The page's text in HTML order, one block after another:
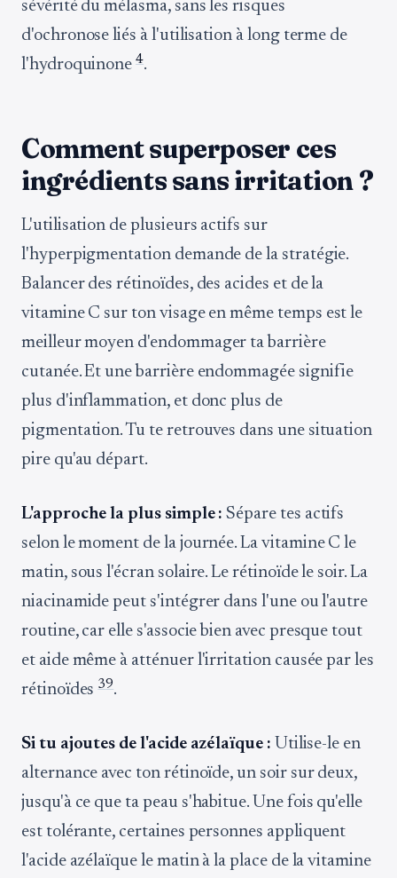
sévérité du mélasma, sans les risques
d'ochronose liés à l'utilisation à long terme de
l'hydroquinone4.
Comment superposer ces
ingrédients sans irritation ?
L'utilisation de plusieurs actifs sur
l'hyperpigmentation demande de la stratégie.
Balancer des rétinoïdes, des acides et de la
vitamine C sur ton visage en même temps est le
meilleur moyen d'endommager ta barrière
cutanée. Et une barrière endommagée signifie
plus d'inflammation, et donc plus de
pigmentation. Tu te retrouves dans une situation
pire qu'au départ.
L'approche la plus simple : Sépare tes actifs
selon le moment de la journée. La vitamine C le
matin, sous l'écran solaire. Le rétinoïde le soir. La
niacinamide peut s'intégrer dans l'une ou l'autre
routine, car elle s'associe bien avec presque tout
et aide même à atténuer l'irritation causée par les
rétinoïdes39.
Si tu ajoutes de l'acide azélaïque : Utilise-le en
alternance avec ton rétinoïde, un soir sur deux,
jusqu'à ce que ta peau s'habitue. Une fois qu'elle
est tolérante, certaines personnes appliquent
l'acide azélaïque le matin à la place de la vitamine